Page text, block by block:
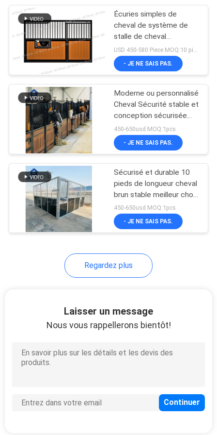
Portes en acier de
ferme
Appareils de
manutention de
bétail
14
de cheval
Porte de grange de
cheval
Écuries simples de
cheval de système de
stalle de cheval
d'embarquement pour
des chevaux avec la
porte coulissante
- JE NE SAIS PAS.
Moderne ou personnalisé
Cheval Sécurité stable et
conception sécurisée
Haute durabilité 20 mm
Matériau de remplissage
en bois plastique
450-650usd MOQ:1pcs
- JE NE SAIS PAS.
Sécurisé et durable 10
pieds de longueur cheval
brun stable meilleur choix
pour le bien-être du
cheval
450-650usd MOQ:1pcs
- JE NE SAIS PAS.
Regardez plus
Laisser un message
Nous vous rappellerons bientôt!